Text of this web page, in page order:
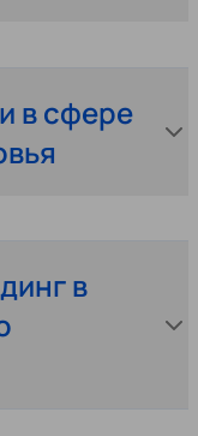
в сфере
в